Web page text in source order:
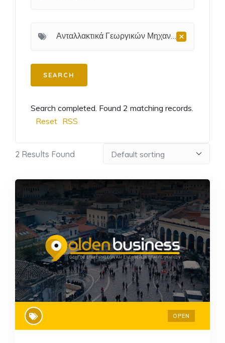
×
Ανταλλακτικά Γεωργικών Μηχανημάτων
Search completed. Found 2 matching records.
Reset RSS
2 Results Found
OPEN